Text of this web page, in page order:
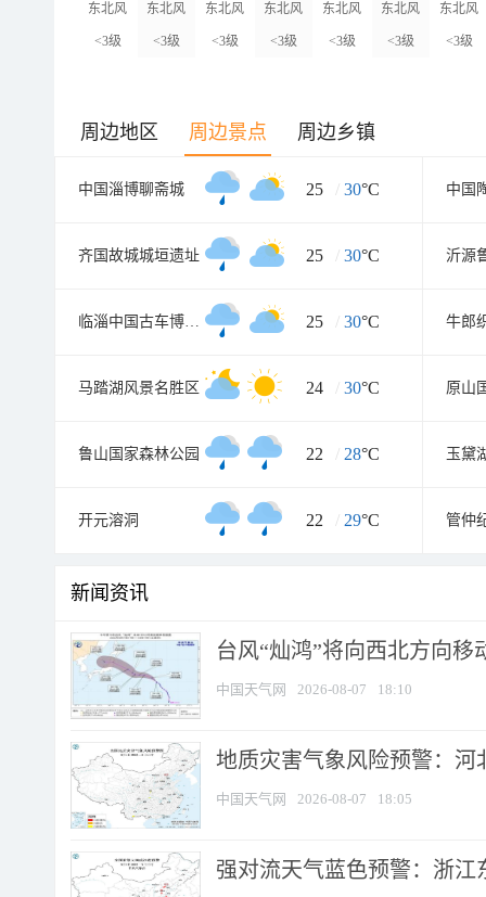
东北风
<3级
东北风
<3级
东北风
<3级
东北风
<3级
东北风
<3级
东北风
<3级
东北风
<3级
周边地区 周边景点 周边乡镇
中国淄博聊斋城 25 / 30°C 中国
齐国故城城垣遗址 25 / 30°C
临淄中国古车博物馆 25 / 30°C 牛郎
马踏湖风景名胜区 24 / 30°C 原山
鲁山国家森林公园 22 / 28°C
开元溶洞 22 / 29°C 管仲
新闻资讯
台风“灿鸿”将向西北方向移
中国天气网 2026-08-07 18:10
地质灾害气象风险预警：河
中国天气网 2026-08-07 18:05
强对流天气蓝色预警：浙江